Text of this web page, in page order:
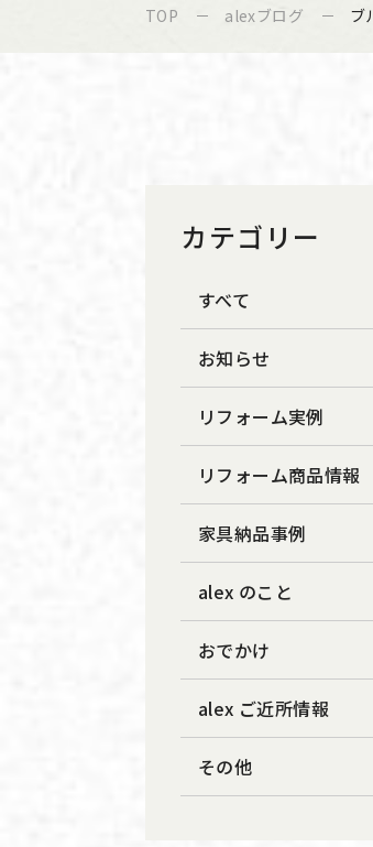
TOP alexブログ ブ
カテゴリー
すべて
お知らせ
リフォーム実例
リフォーム商品情報
家具納品事例
alex のこと
おでかけ
alex ご近所情報
その他